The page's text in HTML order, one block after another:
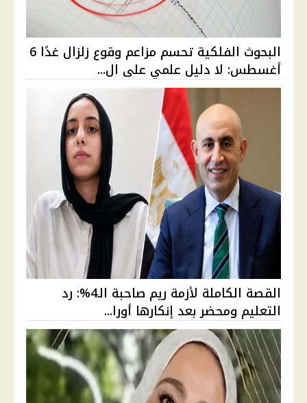
البحوث الفلكية تحسم مزاعم وقوع زلزال غدًا 6
أغسطس: لا دليل علمي على ال...
القصة الكاملة لأزمة ريم صاحبة الـ4%: رد
التعليم ومحضر بعد إنكارها أورا...